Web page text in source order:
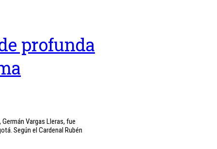
profunda
Vargas Lleras, fue
Según el Cardenal Rubén